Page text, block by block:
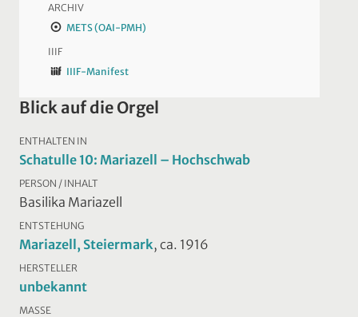
ARCHIV
METS (OAI-PMH)
IIIF
IIIF-Manifest
Blick auf die Orgel
ENTHALTEN IN
Schatulle 10: Mariazell – Hochschwab
PERSON / INHALT
Basilika Mariazell
ENTSTEHUNG
Mariazell, Steiermark, ca. 1916
HERSTELLER
unbekannt
MASSE